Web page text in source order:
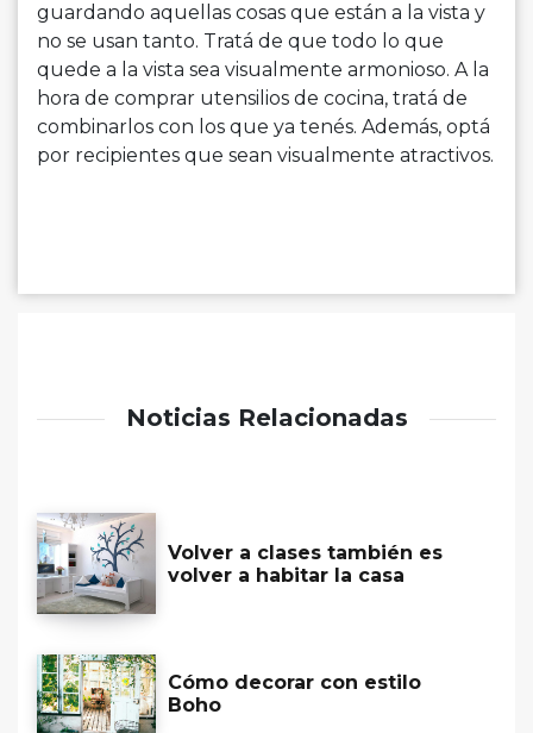
guardando aquellas cosas que están a la vista y
no se usan tanto. Tratá de que todo lo que
quede a la vista sea visualmente armonioso. A la
hora de comprar utensilios de cocina, tratá de
combinarlos con los que ya tenés. Además, optá
por recipientes que sean visualmente atractivos.
Noticias Relacionadas
Volver a clases también es
volver a habitar la casa
Cómo decorar con estilo
Boho